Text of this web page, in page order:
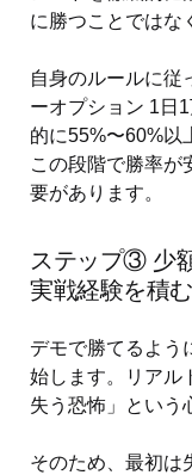
に勝つことではな
自身のルールに従
ーオプション 1日
的に55%〜60%以
この段階で勝率が
要があります。
ステップ③ 少
実戦経験を積む
デモで勝てるよう
始します。リアル
失う恐怖」という
そのため、最初は